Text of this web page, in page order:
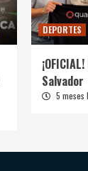
DEPORTES
Salvador
5 meses